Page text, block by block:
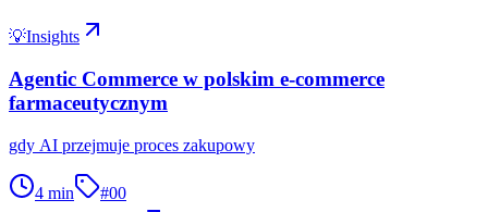
💡Insights
Agentic Commerce w polskim e-commerce
farmaceutycznym
gdy AI przejmuje proces zakupowy
4 min #00